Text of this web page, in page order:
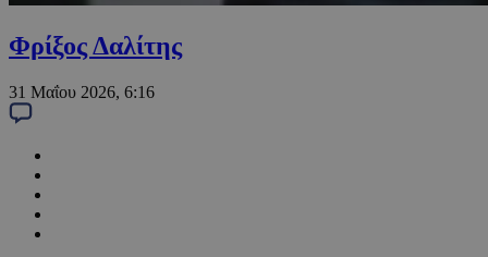
Φρίξος Δαλίτης
31 Μαΐου 2026, 6:16